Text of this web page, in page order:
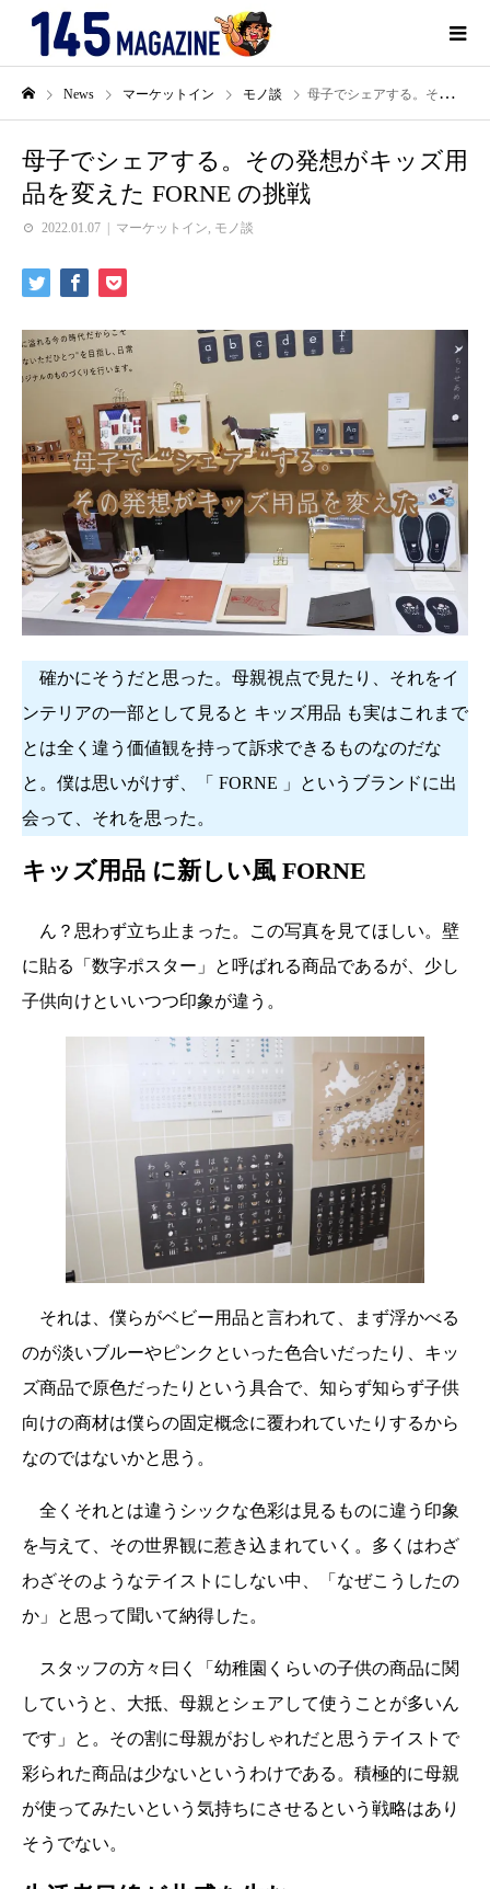
News マーケットイン モノ談 母子でシェアする。その発想がキッズ用品を変えた FORNE の挑戦
母子でシェアする。その発想がキッズ用
品を変えた FORNE の挑戦
2022.01.07 マーケットイン モノ談
確かにそうだと思った。母親視点で見たり、それをイ
ンテリアの一部として見ると キッズ用品 も実はこれまで
とは全く違う価値観を持って訴求できるものなのだな
と。僕は思いがけず、「 FORNE 」というブランドに出
会って、それを思った。
キッズ用品 に新しい風 FORNE
ん？思わず立ち止まった。この写真を見てほしい。壁
に貼る「数字ポスター」と呼ばれる商品であるが、少し
子供向けといいつつ印象が違う。
それは、僕らがベビー用品と言われて、まず浮かべる
のが淡いブルーやピンクといった色合いだったり、キッ
ズ商品で原色だったりという具合で、知らず知らず子供
向けの商材は僕らの固定概念に覆われていたりするから
なのではないかと思う。
全くそれとは違うシックな色彩は見るものに違う印象
を与えて、その世界観に惹き込まれていく。多くはわざ
わざそのようなテイストにしない中、「なぜこうしたの
か」と思って聞いて納得した。
スタッフの方々曰く「幼稚園くらいの子供の商品に関
していうと、大抵、母親とシェアして使うことが多いん
です」と。その割に母親がおしゃれだと思うテイストで
彩られた商品は少ないというわけである。積極的に母親
が使ってみたいという気持ちにさせるという戦略はあり
そうでない。